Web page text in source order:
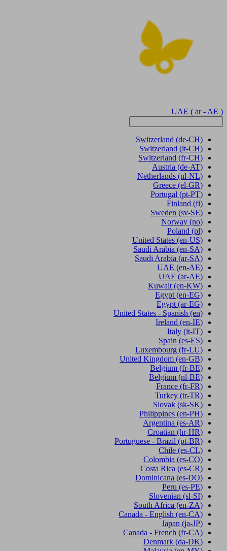
UAE ( ar - AE )
Switzerland (de-CH)
Switzerland (it-CH)
Switzerland (fr-CH)
Austria (de-AT)
Netherlands (nl-NL)
Greece (el-GR)
Portugal (pt-PT)
Finland (fi)
Sweden (sv-SE)
Norway (no)
Poland (pl)
United States (en-US)
Saudi Arabia (en-SA)
Saudi Arabia (ar-SA)
UAE (en-AE)
UAE (ar-AE)
Kuwait (en-KW)
Egypt (en-EG)
Egypt (ar-EG)
United States - Spanish (en)
Ireland (en-IE)
Italy (it-IT)
Spain (es-ES)
Luxembourg (fr-LU)
United Kingdom (en-GB)
Belgium (fr-BE)
Belgium (nl-BE)
France (fr-FR)
Turkey (tr-TR)
Slovak (sk-SK)
Philippines (en-PH)
Argentina (es-AR)
Croatian (hr-HR)
Portuguese - Brazil (pt-BR)
Chile (es-CL)
Colombia (es-CO)
Costa Rica (es-CR)
Dominicana (es-DO)
Peru (es-PE)
Slovenian (sl-SI)
South Africa (en-ZA)
Canada - English (en-CA)
Japan (ja-JP)
Canada - French (fr-CA)
Denmark (da-DK)